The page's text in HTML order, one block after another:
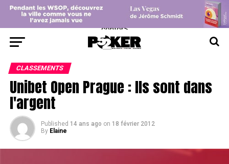
center>
CLASSEMENTS
Unibet Open Prague : Ils sont dans
l'argent
Published 14 ans ago on 18 février 2012
By Elaine